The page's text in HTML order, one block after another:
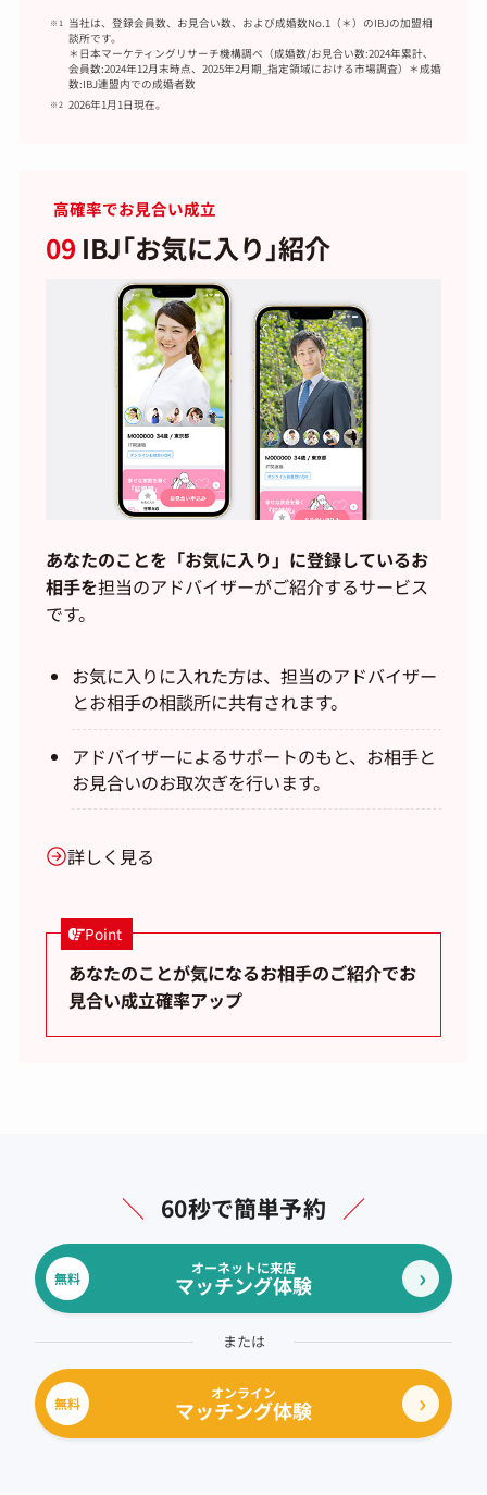
当社は、登録会員数、お見合い数、および成婚数No.1（＊）のIBJの加盟相
談所です。
＊日本マーケティングリサーチ機構調べ（成婚数/お見合い数:2024年累計、
会員数:2024年12月末時点、2025年2月期_指定領域における市場調査）＊成婚
数:IBJ連盟内での成婚者数
2026年1月1日現在。
高確率でお見合い成立
09 IBJ｢お気に入り｣紹介
あなたのことを「お気に入り」に登録しているお
相手を担当のアドバイザーがご紹介するサービス
です。
お気に入りに入れた方は、担当のアドバイザー
とお相手の相談所に共有されます。
アドバイザーによるサポートのもと、お相手と
お見合いのお取次ぎを行います。
詳しく見る
Point
あなたのことが気になるお相手のご紹介でお
見合い成立確率アップ
＼ 60秒で簡単予約 ／
無料
オーネットに来店
マッチング体験
または
無料
オンライン
マッチング体験